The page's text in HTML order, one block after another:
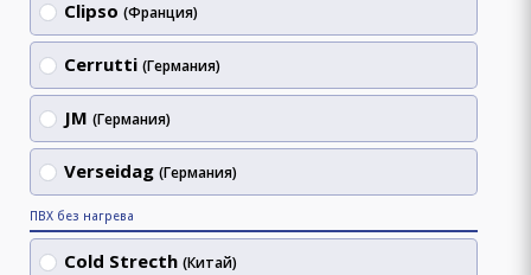
Clipso (Франция)
Cerrutti (Германия)
JM (Германия)
Verseidag (Германия)
ПВХ без нагрева
Cold Strecth (Китай)